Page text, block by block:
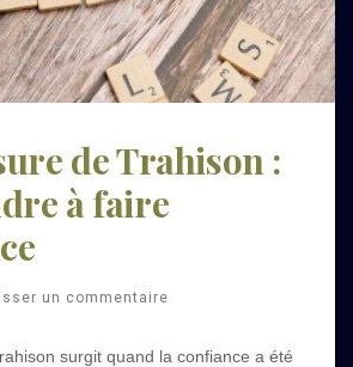
de Trahison :
à faire
un commentaire
surgit quand la confiance a été